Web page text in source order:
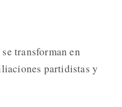
transforman en
partidistas y